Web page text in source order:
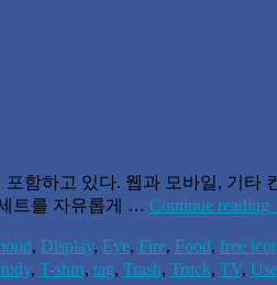
함하고 있다. 웹과 모바일, 기타
트를 자유롭게 … Continue reading
, Display, Eye, Fire, Food, free
, T-shirt, tag, Trash, Truck, TV,